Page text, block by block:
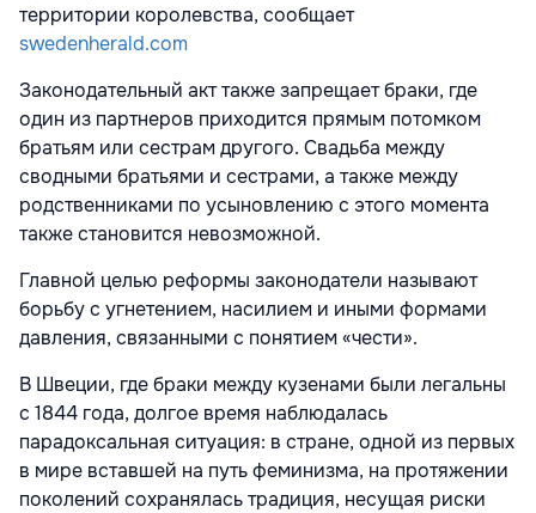
территории королевства, сообщает
swedenherald.com
Законодательный акт также запрещает браки, где
один из партнеров приходится прямым потомком
братьям или сестрам другого. Свадьба между
сводными братьями и сестрами, а также между
родственниками по усыновлению с этого момента
также становится невозможной.
Главной целью реформы законодатели называют
борьбу с угнетением, насилием и иными формами
давления, связанными с понятием «чести».
В Швеции, где браки между кузенами были легальны
с 1844 года, долгое время наблюдалась
парадоксальная ситуация: в стране, одной из первых
в мире вставшей на путь феминизма, на протяжении
поколений сохранялась традиция, несущая риски